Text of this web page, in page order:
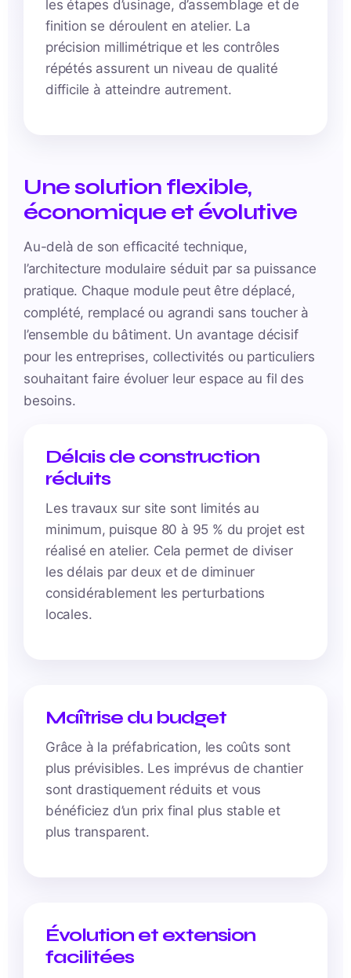
les étapes d’usinage, d’assemblage et de
finition se déroulent en atelier. La
précision millimétrique et les contrôles
répétés assurent un niveau de qualité
difficile à atteindre autrement.
Une solution flexible,
économique et évolutive
Au-delà de son efficacité technique,
l’architecture modulaire séduit par sa puissance
pratique. Chaque module peut être déplacé,
complété, remplacé ou agrandi sans toucher à
l’ensemble du bâtiment. Un avantage décisif
pour les entreprises, collectivités ou particuliers
souhaitant faire évoluer leur espace au fil des
besoins.
Délais de construction
réduits
Les travaux sur site sont limités au
minimum, puisque 80 à 95 % du projet est
réalisé en atelier. Cela permet de diviser
les délais par deux et de diminuer
considérablement les perturbations
locales.
Maîtrise du budget
Grâce à la préfabrication, les coûts sont
plus prévisibles. Les imprévus de chantier
sont drastiquement réduits et vous
bénéficiez d’un prix final plus stable et
plus transparent.
Évolution et extension
facilitées